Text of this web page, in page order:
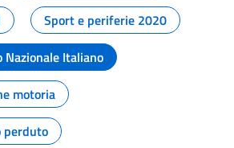
Sport e periferie 2020
Italiano
motoria
perduto